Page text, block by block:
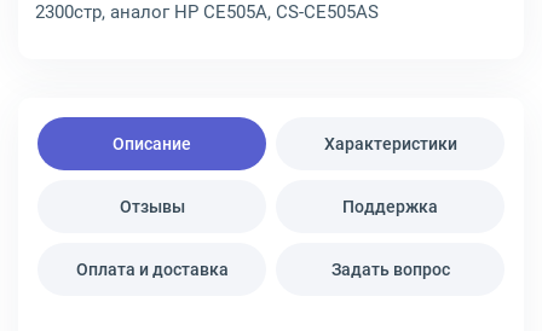
2300стр, аналог HP CE505A, CS-CE505AS
Описание Характеристики
Отзывы Поддержка
Оплата и доставка Задать вопрос